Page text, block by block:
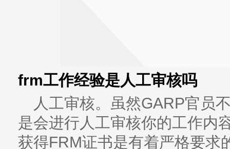
frm工作经验是人工审核吗
人工审核。虽然GARP官员
是会进行人工审核你的工作内
获得FRM证书是有着严格要求